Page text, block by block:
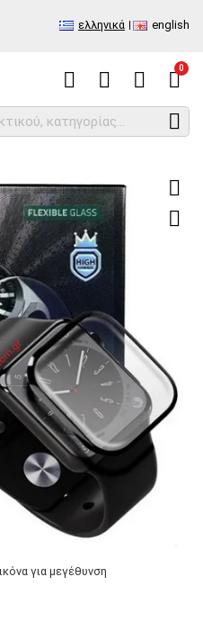
ελληνικά english
0
αξεσουάρ κινητών τηλέφωνων
για μεγέθυνση